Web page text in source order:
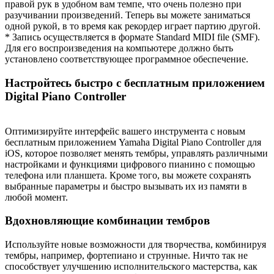
правой рук в удобном вам темпе, что очень полезно при
разучивании произведений. Теперь вы можете заниматься
одной рукой, в то время как рекордер играет партию другой.
* Запись осуществляется в формате Standard MIDI file (SMF).
Для его воспроизведения на компьютере должно быть
установлено соответствующее программное обеспечение.
Настройтесь быстро с бесплатным приложением
Digital Piano Controller
Оптимизируйте интерфейс вашего инструмента с новым
бесплатным приложением Yamaha Digital Piano Controller для
iOS, которое позволяет менять тембры, управлять различными
настройками и функциями цифрового пианино с помощью
телефона или планшета. Кроме того, вы можете сохранять
выбранные параметры и быстро вызывать их из памяти в
любой момент.
Вдохновляющие комбинации тембров
Используйте новые возможности для творчества, комбинируя
тембры, например, фортепиано и струнные. Ничто так не
способствует улучшению исполнительского мастерства, как